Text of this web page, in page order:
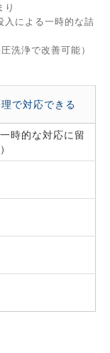
り
入による一時的な詰
洗浄で改善可能）
で対応できる
時的な対応に留